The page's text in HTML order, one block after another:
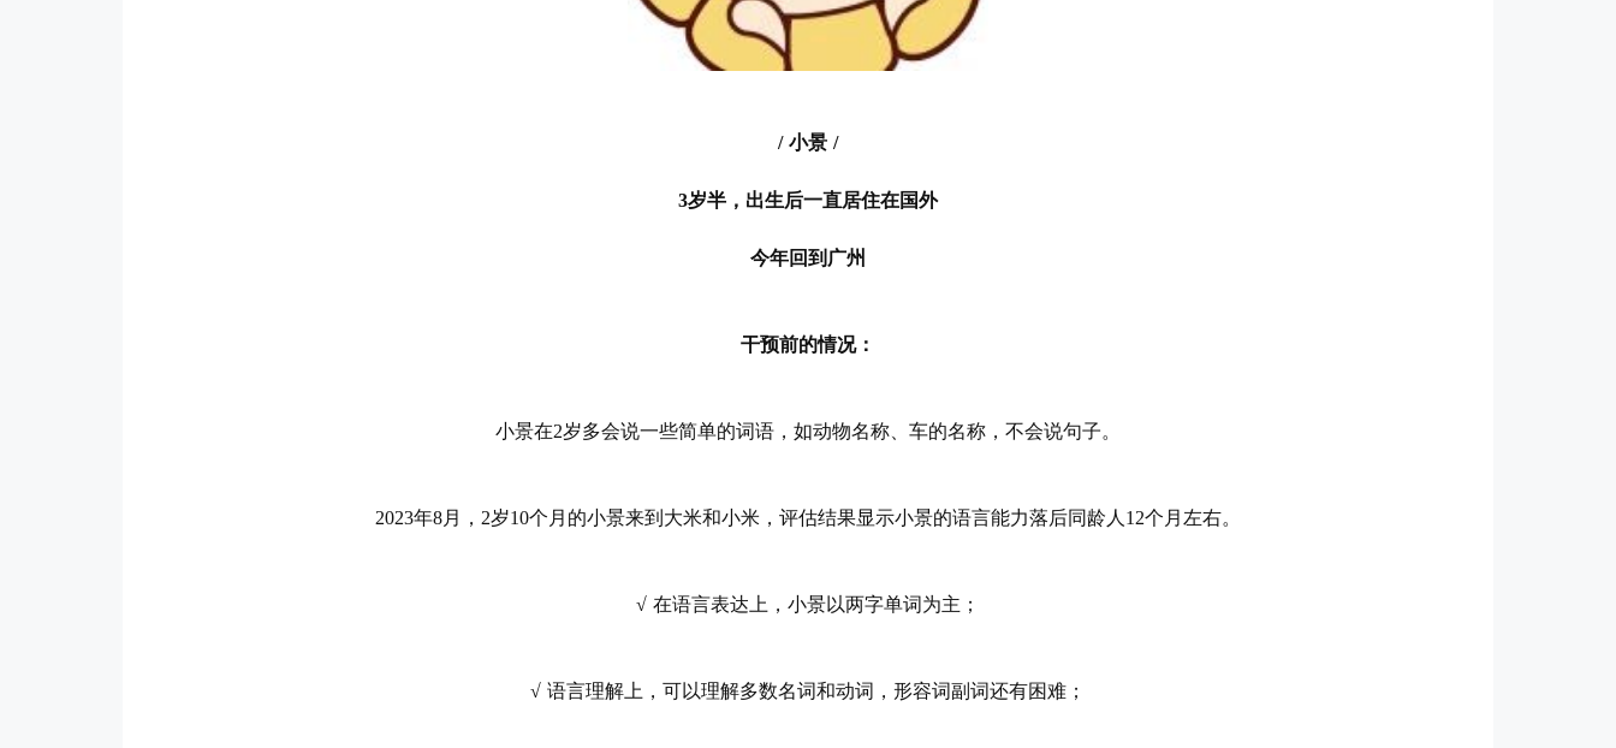
/ 小景 /
3岁半，出生后一直居住在国外
今年回到广州
干预前的情况：
小景在2岁多会说一些简单的词语，如动物名称、车的名称，不会说句子。
2023年8月，2岁10个月的小景来到大米和小米，评估结果显示小景的语言能力落后同龄人12个月左右。
√ 在语言表达上，小景以两字单词为主；
√ 语言理解上，可以理解多数名词和动词，形容词副词还有困难；